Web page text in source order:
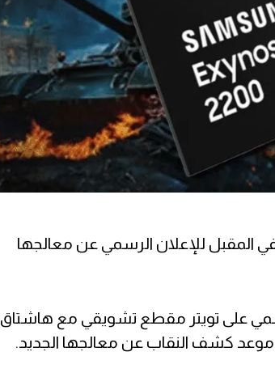
يوم 11 من شهر جانفي المقبل للإعلان الرسمي عن معالجها
على تويتر مقطع تشويقي مع هاشتاق